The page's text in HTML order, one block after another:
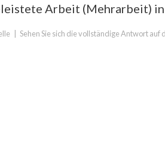
Arbeit (Mehrarbeit) in
Sehen Sie sich die vollständige Antwort auf